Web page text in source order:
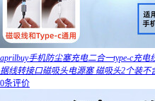
aprilbuy手机防尘塞充电二合一type-c充
据线转接口磁吸头电源塞 磁吸头2个装不
0条评价